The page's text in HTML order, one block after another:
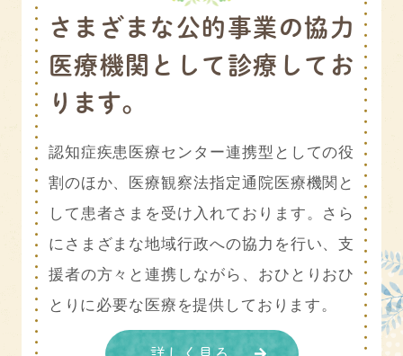
さまざまな公的事業の協力
医療機関として診療してお
ります。
認知症疾患医療センター連携型としての役
割のほか、医療観察法指定通院医療機関と
して患者さまを受け入れております。さら
にさまざまな地域行政への協力を行い、支
援者の方々と連携しながら、おひとりおひ
とりに必要な医療を提供しております。